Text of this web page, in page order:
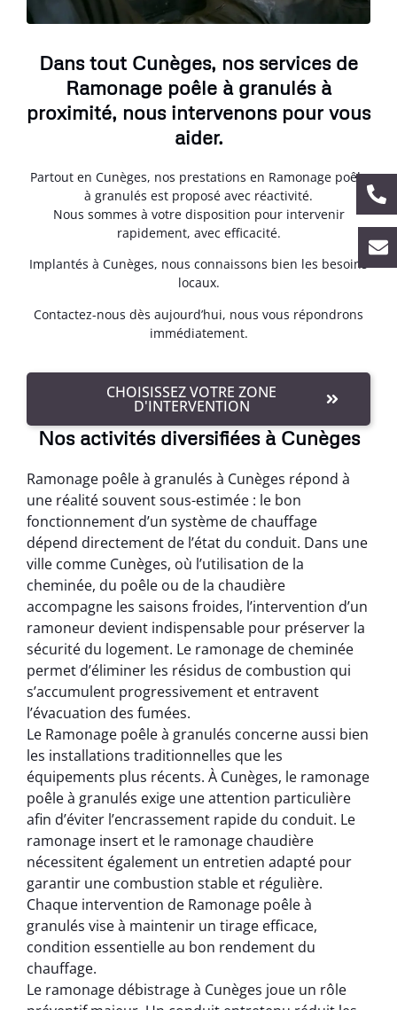
Dans tout Cunèges, nos services de
Ramonage poêle à granulés à
proximité, nous intervenons pour vous
aider.
Partout en Cunèges, nos prestations en Ramonage poêle
à granulés est proposé avec réactivité.
Nous sommes à votre disposition pour intervenir
rapidement, avec efficacité.
Implantés à Cunèges, nous connaissons bien les besoins
locaux.
Contactez-nous dès aujourd’hui, nous vous répondrons
immédiatement.
CHOISISSEZ VOTRE ZONE
D'INTERVENTION
Nos activités diversifiées à Cunèges
Ramonage poêle à granulés à Cunèges répond à
une réalité souvent sous-estimée : le bon
fonctionnement d’un système de chauffage
dépend directement de l’état du conduit. Dans une
ville comme Cunèges, où l’utilisation de la
cheminée, du poêle ou de la chaudière
accompagne les saisons froides, l’intervention d’un
ramoneur devient indispensable pour préserver la
sécurité du logement. Le ramonage de cheminée
permet d’éliminer les résidus de combustion qui
s’accumulent progressivement et entravent
l’évacuation des fumées.
Le Ramonage poêle à granulés concerne aussi bien
les installations traditionnelles que les
équipements plus récents. À Cunèges, le ramonage
poêle à granulés exige une attention particulière
afin d’éviter l’encrassement rapide du conduit. Le
ramonage insert et le ramonage chaudière
nécessitent également un entretien adapté pour
garantir une combustion stable et régulière.
Chaque intervention de Ramonage poêle à
granulés vise à maintenir un tirage efficace,
condition essentielle au bon rendement du
chauffage.
Le ramonage débistrage à Cunèges joue un rôle